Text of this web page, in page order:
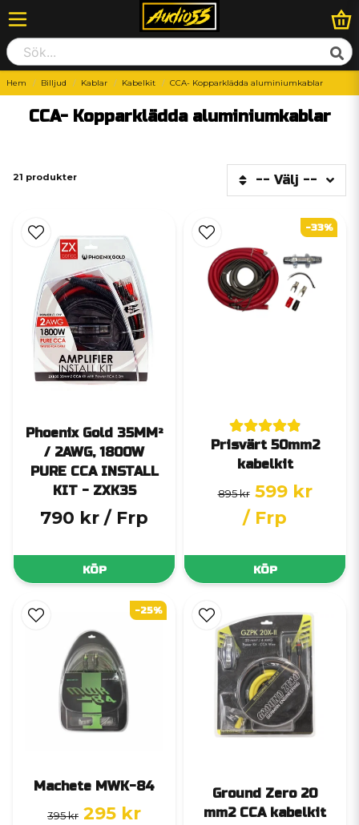
Hem Billjud Kablar Kabelkit CCA- Kopparklädda aluminiumkablar
CCA- Kopparklädda aluminiumkablar
21 produkter -- Välj --
Phoenix Gold 35MM²
/ 2AWG, 1800W
PURE CCA INSTALL
KIT - ZXK35
790 kr / Frp
KÖP
Prisvärt 50mm2
kabelkit
895 kr 599 kr
/ Frp
KÖP
-33%
Machete MWK-84
395 kr 295 kr
-25%
Ground Zero 20
mm2 CCA kabelkit